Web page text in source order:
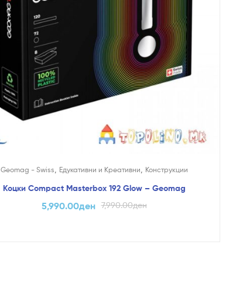
Geomag - Swiss Едукативни и Креативни Конструкции
Коцки Compact Masterbox 192 Glow – Geomag
7,990.00ден
5,990.00ден